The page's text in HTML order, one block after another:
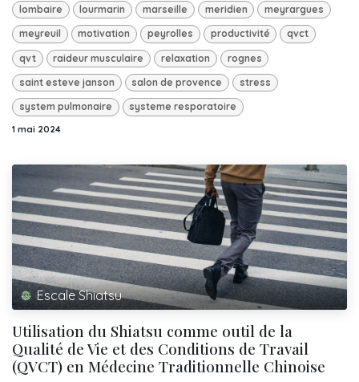
lombaire lourmarin marseille meridien meyrargues
meyreuil motivation peyrolles productivité qvct
qvt raideur musculaire relaxation rognes
saint esteve janson salon de provence stress
system pulmonaire systeme resporatoire
1 mai 2024
Escale Shiatsu
Utilisation du Shiatsu comme outil de la
Qualité de Vie et des Conditions de Travail
(QVCT) en Médecine Traditionnelle Chinoise